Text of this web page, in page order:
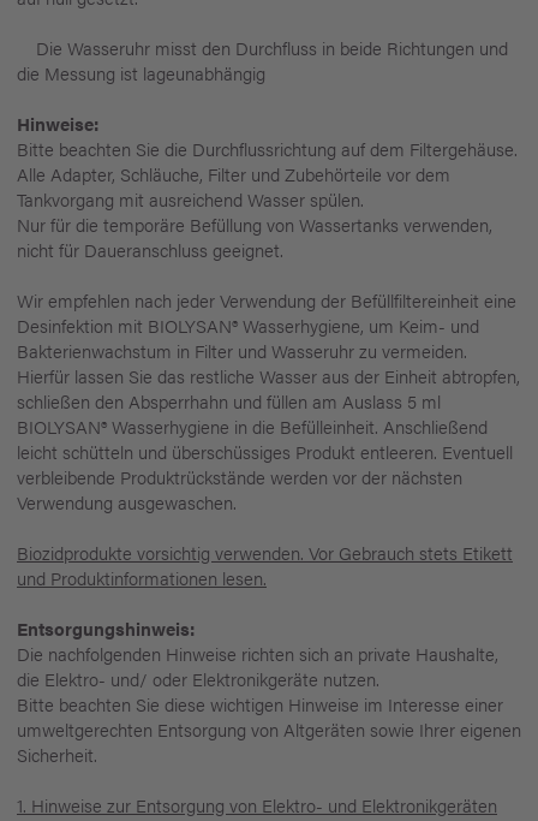
Die Wasseruhr misst den Durchfluss in beide Richtungen und
die Messung ist lageunabhängig
Hinweise:
Bitte beachten Sie die Durchflussrichtung auf dem Filtergehäuse.
Alle Adapter, Schläuche, Filter und Zubehörteile vor dem
Tankvorgang mit ausreichend Wasser spülen.
Nur für die temporäre Befüllung von Wassertanks verwenden,
nicht für Daueranschluss geeignet.
Wir empfehlen nach jeder Verwendung der Befüllfiltereinheit eine
Desinfektion mit BIOLYSAN® Wasserhygiene, um Keim- und
Bakterienwachstum in Filter und Wasseruhr zu vermeiden.
Hierfür lassen Sie das restliche Wasser aus der Einheit abtropfen,
schließen den Absperrhahn und füllen am Auslass 5 ml
BIOLYSAN® Wasserhygiene in die Befülleinheit. Anschließend
leicht schütteln und überschüssiges Produkt entleeren. Eventuell
verbleibende Produktrückstände werden vor der nächsten
Verwendung ausgewaschen.
Biozidprodukte vorsichtig verwenden. Vor Gebrauch stets Etikett
und Produktinformationen lesen.
Entsorgungshinweis:
Die nachfolgenden Hinweise richten sich an private Haushalte,
die Elektro- und/ oder Elektronikgeräte nutzen.
Bitte beachten Sie diese wichtigen Hinweise im Interesse einer
umweltgerechten Entsorgung von Altgeräten sowie Ihrer eigenen
Sicherheit.
1. Hinweise zur Entsorgung von Elektro- und Elektronikgeräten